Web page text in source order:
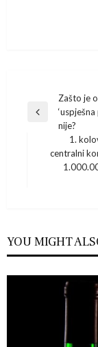
objava
Previous
Zašto je
nije?
1.
centralni
YOU MIGHT